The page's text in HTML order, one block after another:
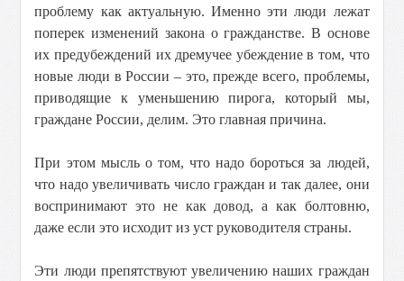
проблему как актуальную. Именно эти люди лежат
поперек изменений закона о гражданстве. В основе
их предубеждений их дремучее убеждение в том, что
новые люди в России – это, прежде всего, проблемы,
приводящие к уменьшению пирога, который мы,
граждане России, делим. Это главная причина.
При этом мысль о том, что надо бороться за людей,
что надо увеличивать число граждан и так далее, они
воспринимают это не как довод, а как болтовню,
даже если это исходит из уст руководителя страны.
Эти люди препятствуют увеличению наших граждан